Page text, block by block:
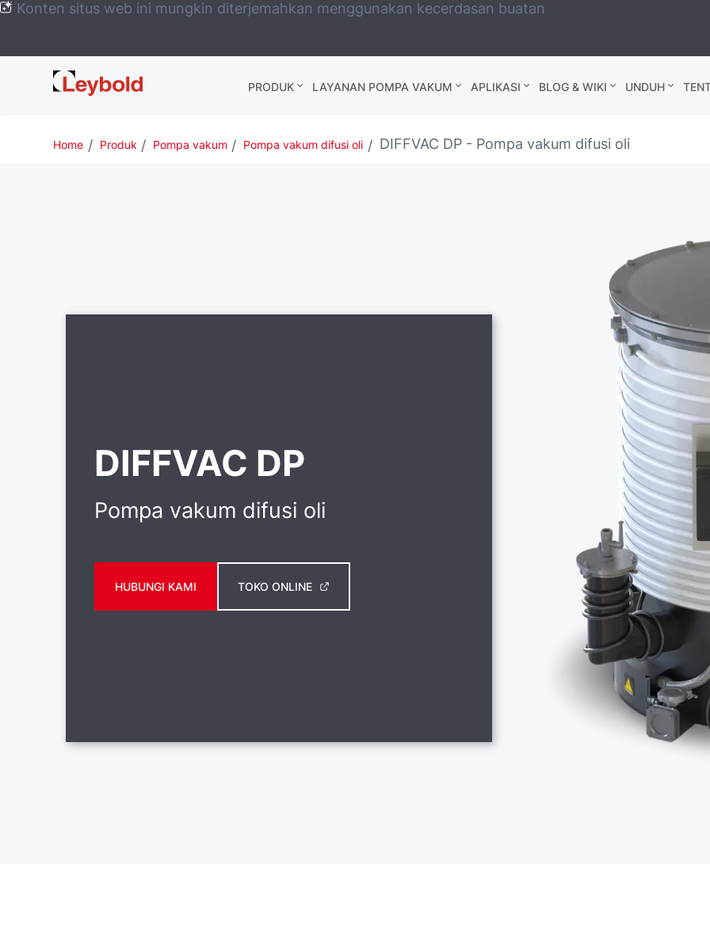
Konten situs web ini mungkin diterjemahkan menggunakan kecerdasan buatan
Leybold
Global
PRODUK LAYANAN POMPA VAKUM APLIKASI BLOG & WIKI UNDUH
Home Produk Pompa vakum Pompa vakum difusi oli DIFFVAC DP - Pompa vakum difusi oli
DIFFVAC DP
Pompa vakum difusi oli
HUBUNGI KAMI TOKO ONLINE